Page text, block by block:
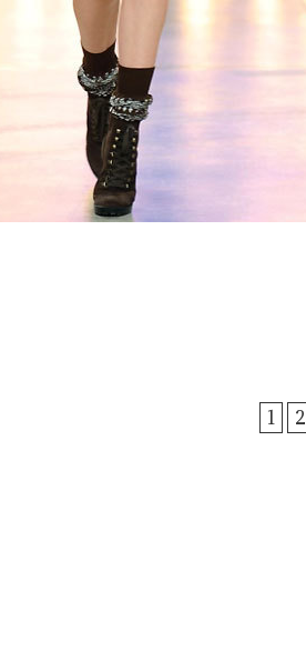
1
2